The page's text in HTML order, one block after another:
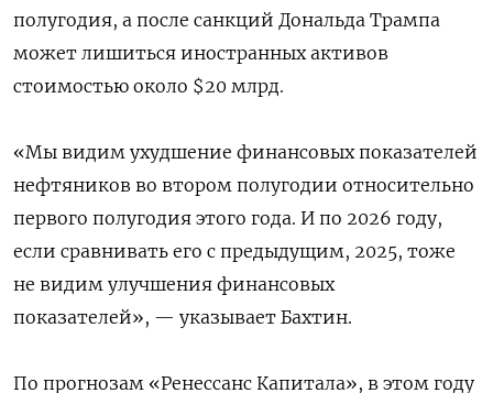
полугодия, а после санкций Дональда Трампа
может лишиться иностранных активов
стоимостью около $20 млрд.
«Мы видим ухудшение финансовых показателей
нефтяников во втором полугодии относительно
первого полугодия этого года. И по 2026 году,
если сравнивать его с предыдущим, 2025, тоже
не видим улучшения финансовых
показателей», — указывает Бахтин.
По прогнозам «Ренессанс Капитала», в этом году